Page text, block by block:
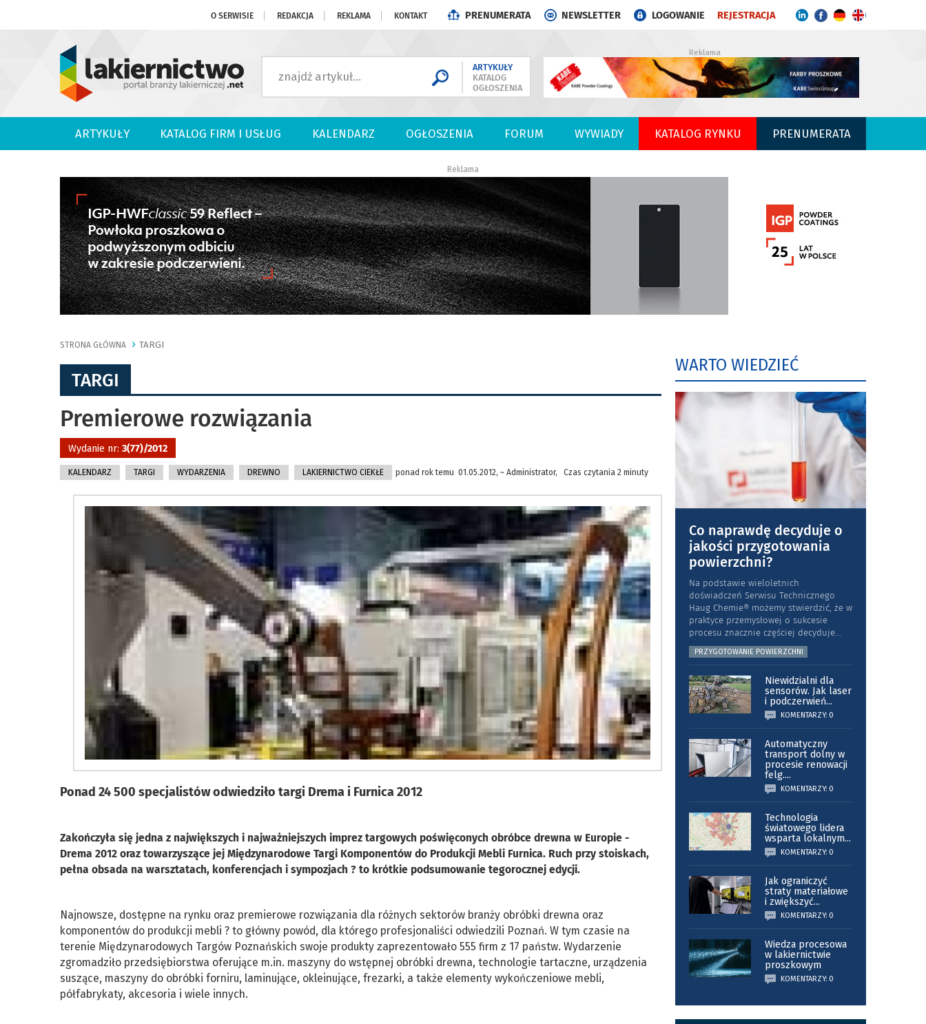
O SERWISIE REDAKCJA REKLAMA KONTAKT PRENUMERATA NEWSLETTER LOGOWANIE REJESTRACJA
ARTYKUŁY
KATALOG
OGŁOSZENIA
Reklama
ARTYKUŁY KATALOG FIRM I USŁUG KALENDARZ OGŁOSZENIA FORUM WYWIADY KATALOG RYNKU PRENUMERATA
Reklama
STRONA GŁÓWNA TARGI
TARGI
Premierowe rozwiązania
Wydanie nr: 3(77)/2012
KALENDARZ TARGI WYDARZENIA DREWNO LAKIERNICTWO CIEKŁE ponad rok temu 01.05.2012, ~ Administrator, Czas czytania 2 minuty
Ponad 24 500 specjalistów odwiedziło targi Drema i Furnica 2012
Zakończyła się jedna z największych i najważniejszych imprez targowych poświęconych obróbce drewna w Europie -
Drema 2012 oraz towarzyszące jej Międzynarodowe Targi Komponentów do Produkcji Mebli Furnica. Ruch przy stoiskach,
pełna obsada na warsztatach, konferencjach i sympozjach ? to krótkie podsumowanie tegorocznej edycji.
Najnowsze, dostępne na rynku oraz premierowe rozwiązania dla różnych sektorów branży obróbki drewna oraz
komponentów do produkcji mebli ? to główny powód, dla którego profesjonaliści odwiedzili Poznań. W tym czasie na
terenie Międzynarodowych Targów Poznańskich swoje produkty zaprezentowało 555 firm z 17 państw. Wydarzenie
zgromadziło przedsiębiorstwa oferujące m.in. maszyny do wstępnej obróbki drewna, technologie tartaczne, urządzenia
suszące, maszyny do obróbki forniru, laminujące, okleinujące, frezarki, a także elementy wykończeniowe mebli,
półfabrykaty, akcesoria i wiele innych.
WARTO WIEDZIEĆ
Co naprawdę decyduje o
jakości przygotowania
powierzchni?
Na podstawie wieloletnich
doświadczeń Serwisu Technicznego
Haug Chemie® możemy stwierdzić, że w
praktyce przemysłowej o sukcesie
procesu znacznie częściej decyduje...
PRZYGOTOWANIE POWIERZCHNI
Niewidzialni dla
sensorów. Jak laser
i podczerwień...
KOMENTARZY: 0
Automatyczny
transport dolny w
procesie renowacji
felg....
KOMENTARZY: 0
Technologia
światowego lidera
wsparta lokalnym...
KOMENTARZY: 0
Jak ograniczyć
straty materiałowe
i zwiększyć...
KOMENTARZY: 0
Wiedza procesowa
w lakiernictwie
proszkowym
KOMENTARZY: 0